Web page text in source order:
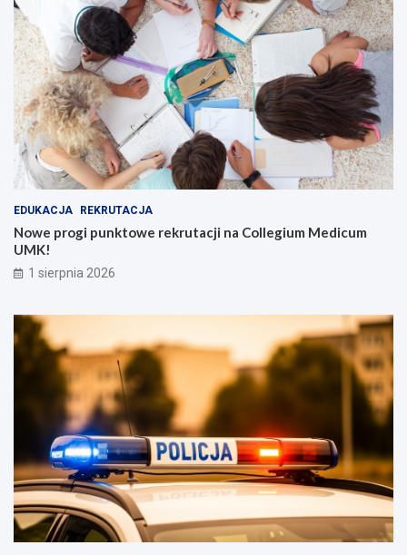
EDUKACJA REKRUTACJA
Nowe progi punktowe rekrutacji na Collegium Medicum
UMK!
1 sierpnia 2026